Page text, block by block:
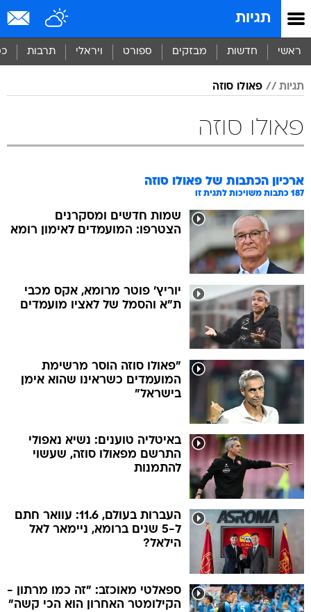
תגיות
ראשי חדשות מבזקים ספורט ויראלי תרבות
תגיות פאולו סוזה
פאולו סוזה
ארכיון הכתבות של פאולו סוזה
187 כתבות משויכות לתגית זו
שמות חדשים ומסקרנים
הצטרפו: המועמדים לאימון רומא
יוריץ' פוטר מרומא, אקס מכבי
ת"א והסמל של לאציו מועמדים
"פאולו סוזה הוסר מרשימת
המועמדים כשראינו שהוא אימן
בישראל"
באיטליה טוענים: נשיא נאפולי
התרשם מפאולו סוזה, שעשוי
להתמנות
העברות בעולם, 11.6: עוואר חתם
ל-5 שנים ברומא, ניימאר לאל
הילאל?
ספאלטי מאוכזב: "זה כמו מרתון -
הקילומטר האחרון הוא הכי קשה"